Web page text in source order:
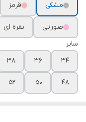
مشکی
قرمز
صورتی نقره ای
سایز
۳۴
۳۶ ۳۸
۴۸ ۵۰ ۵۲